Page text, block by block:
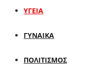
ΥΓΕΙΑ
ΓΥΝΑΙΚΑ
ΠΟΛΙΤΙΣΜΟΣ